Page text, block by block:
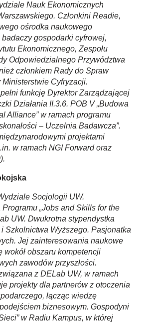
Nauk Ekonomicznych
Członkini Readie,
ośrodka naukowego
gospodarki cyfrowej,
Ekonomicznego, Zespołu
Odpowiedzialnego Przywództwa
członkiem Rady do Spraw
Ministerstwie Cyfryzacji.
funkcję Dyrektor Zarządzającej
Działania II.3.6. POB V „Budowa
Alliance” w ramach programu
– Uczelnia Badawcza”.
projektami
w ramach NGI Forward oraz
Socjologii UW.
„Jobs and Skills for the
UW. Dwukrotna stypendystka
Szkolnictwa Wyższego. Pasjonatka
Jej zainteresowania naukowe
wokół obszaru kompetencji
zawodów przyszłości.
z DELab UW, w ramach
projekty dla partnerów z otoczenia
łącząc wiedzę
biznesowym. Gospodyni
w Radiu Kampus, w której